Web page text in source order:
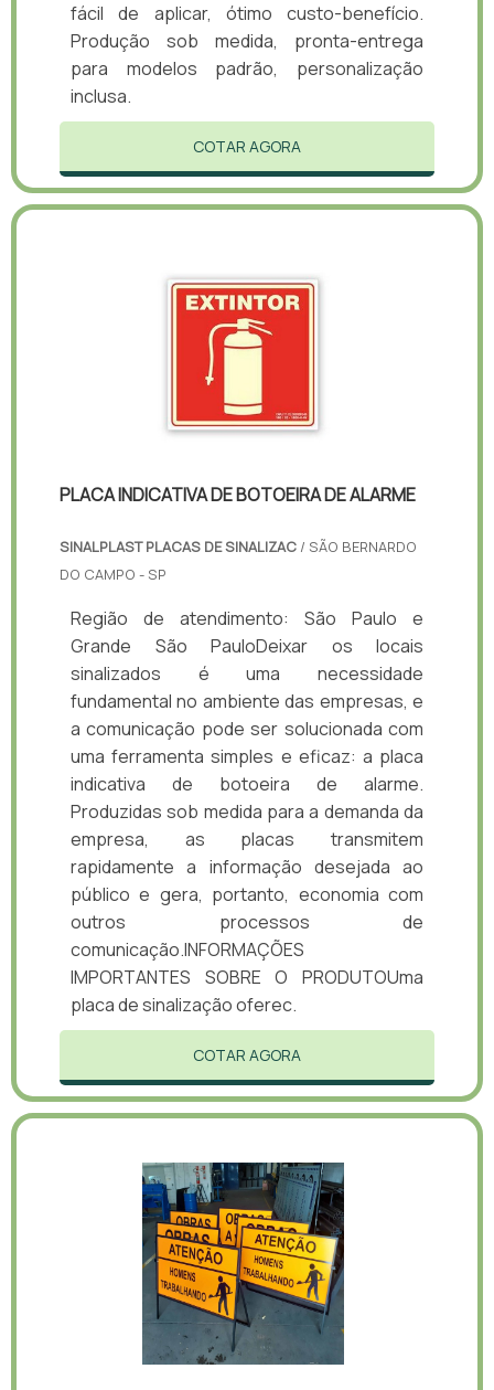
fácil de aplicar, ótimo custo-benefício.
Produção sob medida, pronta-entrega
para modelos padrão, personalização
inclusa.
COTAR AGORA
PLACA INDICATIVA DE BOTOEIRA DE ALARME
SINALPLAST PLACAS DE SINALIZAC / SÃO BERNARDO
DO CAMPO - SP
Região de atendimento: São Paulo e
Grande São PauloDeixar os locais
sinalizados é uma necessidade
fundamental no ambiente das empresas, e
a comunicação pode ser solucionada com
uma ferramenta simples e eficaz: a placa
indicativa de botoeira de alarme.
Produzidas sob medida para a demanda da
empresa, as placas transmitem
rapidamente a informação desejada ao
público e gera, portanto, economia com
outros processos de
comunicação.INFORMAÇÕES
IMPORTANTES SOBRE O PRODUTOUma
placa de sinalização oferec.
COTAR AGORA